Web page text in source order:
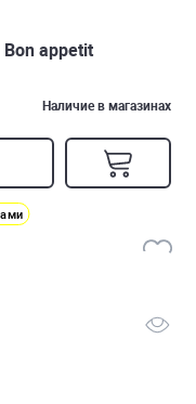
appetit
Наличие в магазинах